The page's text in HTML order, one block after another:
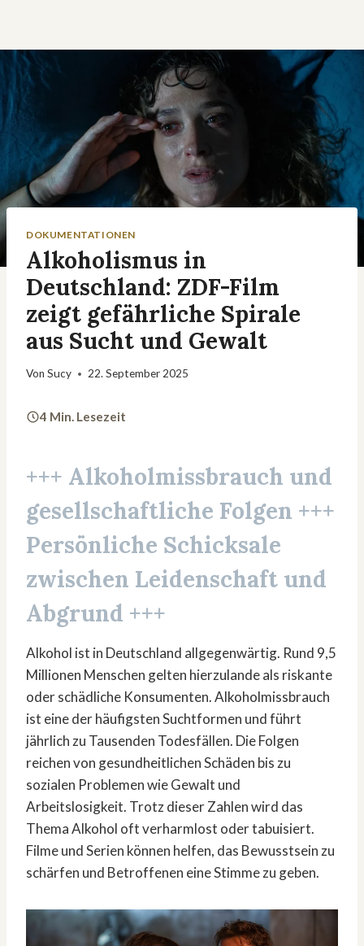
DOKUMENTATIONEN
Alkoholismus in
Deutschland: ZDF-Film
zeigt gefährliche Spirale
aus Sucht und Gewalt
Von Sucy 22. September 2025
4 Min. Lesezeit
+++ Alkoholmissbrauch und
gesellschaftliche Folgen +++
Persönliche Schicksale
zwischen Leidenschaft und
Abgrund +++
Alkohol ist in Deutschland allgegenwärtig. Rund 9,5
Millionen Menschen gelten hierzulande als riskante
oder schädliche Konsumenten. Alkoholmissbrauch
ist eine der häufigsten Suchtformen und führt
jährlich zu Tausenden Todesfällen. Die Folgen
reichen von gesundheitlichen Schäden bis zu
sozialen Problemen wie Gewalt und
Arbeitslosigkeit. Trotz dieser Zahlen wird das
Thema Alkohol oft verharmlost oder tabuisiert.
Filme und Serien können helfen, das Bewusstsein zu
schärfen und Betroffenen eine Stimme zu geben.